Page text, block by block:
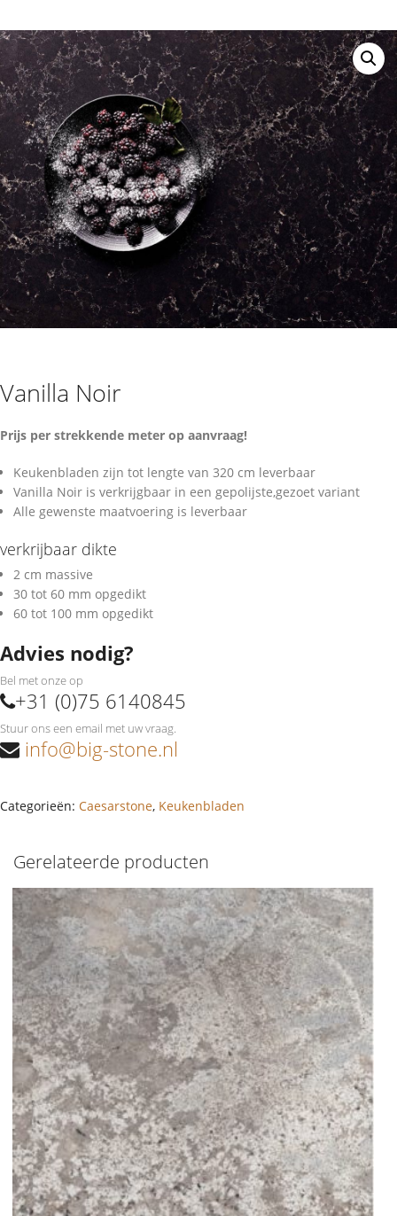
Vanilla Noir
Prijs per strekkende meter op aanvraag!
Keukenbladen zijn tot lengte van 320 cm leverbaar
Vanilla Noir is verkrijgbaar in een gepolijste,gezoet variant
Alle gewenste maatvoering is leverbaar
verkrijbaar dikte
2 cm massive
30 tot 60 mm opgedikt
60 tot 100 mm opgedikt
Advies nodig?
Bel met onze op
+31 (0)75 6140845
Stuur ons een email met uw vraag.
info@big-stone.nl
Categorieën: Caesarstone, Keukenbladen
Gerelateerde producten